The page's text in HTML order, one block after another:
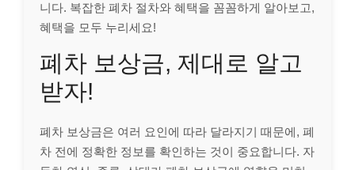
니다. 복잡한 폐차 절차와 혜택을 꼼꼼하게 알아보고,
혜택을 모두 누리세요!
폐차 보상금, 제대로 알고
받자!
폐차 보상금은 여러 요인에 따라 달라지기 때문에, 폐
차 전에 정확한 정보를 확인하는 것이 중요합니다. 자